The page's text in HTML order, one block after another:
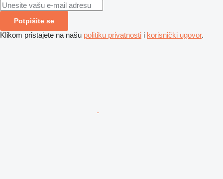
Potpišite se
Klikom pristajete na našu politiku privatnosti i korisnički ugovor.